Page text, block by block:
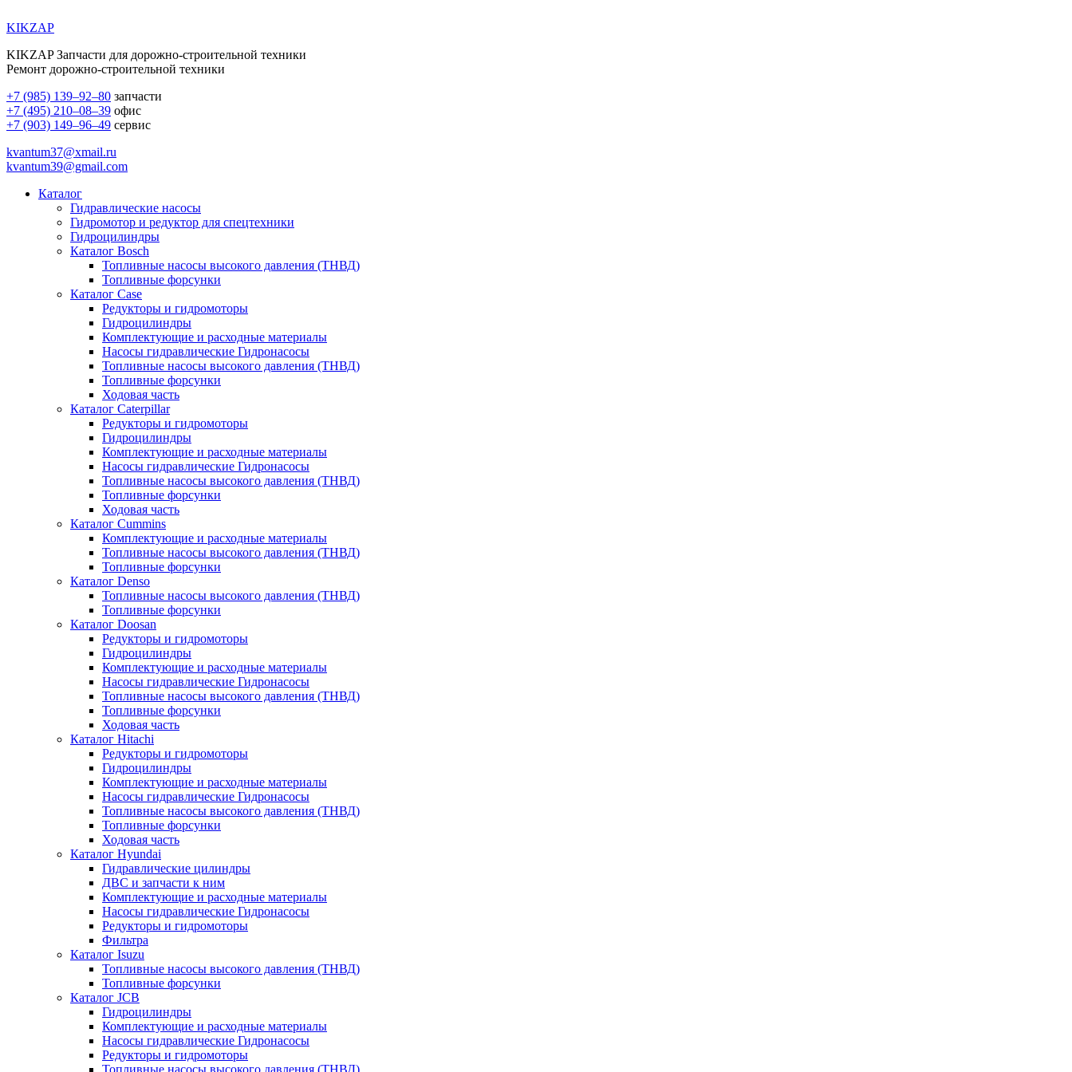
KIKZAP
KIKZAP Запчасти для дорожно-строительной техники
Ремонт дорожно-строительной техники
+7 (985) 139–92–80 запчасти
+7 (495) 210–08–39 офис
+7 (903) 149–96–49 сервис
kvantum37@xmail.ru
kvantum39@gmail.com
Каталог
Гидравлические насосы
Гидромотор и редуктор для спецтехники
Гидроцилиндры
Каталог Bosch
Топливные насосы высокого давления (ТНВД)
Топливные форсунки
Каталог Case
Редукторы и гидромоторы
Гидроцилиндры
Комплектующие и расходные материалы
Насосы гидравлические Гидронасосы
Топливные насосы высокого давления (ТНВД)
Топливные форсунки
Ходовая часть
Каталог Caterpillar
Редукторы и гидромоторы
Гидроцилиндры
Комплектующие и расходные материалы
Насосы гидравлические Гидронасосы
Топливные насосы высокого давления (ТНВД)
Топливные форсунки
Ходовая часть
Каталог Cummins
Комплектующие и расходные материалы
Топливные насосы высокого давления (ТНВД)
Топливные форсунки
Каталог Denso
Топливные насосы высокого давления (ТНВД)
Топливные форсунки
Каталог Doosan
Редукторы и гидромоторы
Гидроцилиндры
Комплектующие и расходные материалы
Насосы гидравлические Гидронасосы
Топливные насосы высокого давления (ТНВД)
Топливные форсунки
Ходовая часть
Каталог Hitachi
Редукторы и гидромоторы
Гидроцилиндры
Комплектующие и расходные материалы
Насосы гидравлические Гидронасосы
Топливные насосы высокого давления (ТНВД)
Топливные форсунки
Ходовая часть
Каталог Hyundai
Гидравлические цилиндры
ДВС и запчасти к ним
Комплектующие и расходные материалы
Насосы гидравлические Гидронасосы
Редукторы и гидромоторы
Фильтра
Каталог Isuzu
Топливные насосы высокого давления (ТНВД)
Топливные форсунки
Каталог JCB
Гидроцилиндры
Комплектующие и расходные материалы
Насосы гидравлические Гидронасосы
Редукторы и гидромоторы
Топливные насосы высокого давления (ТНВД)